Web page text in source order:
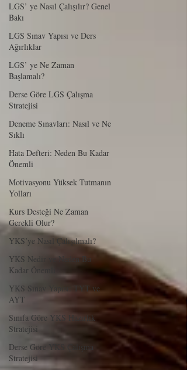
LGS’ ye Nasıl Çalışılır? Genel
Bakı
LGS Sınav Yapısı ve Ders
Ağırlıklar
LGS’ ye Ne Zaman
Başlamalı?
Derse Göre LGS Çalışma
Stratejisi
Deneme Sınavları: Nasıl ve Ne
Sıklı
Hata Defteri: Neden Bu Kadar
Önemli
Motivasyonu Yüksek Tutmanın
Yolları
Kurs Desteği Ne Zaman
Gerekli Olur?
YKS’ye Nasıl Çalışılmalı?
YKS Nedir ve Neden Bu
Kadar Önemli
YKS Sınav Yapısı: TYT ve
AYT
Sınıfa Göre YKS Hazırlık
Stratejisi
Derse Göre YKS Çalışma
Stratejisi